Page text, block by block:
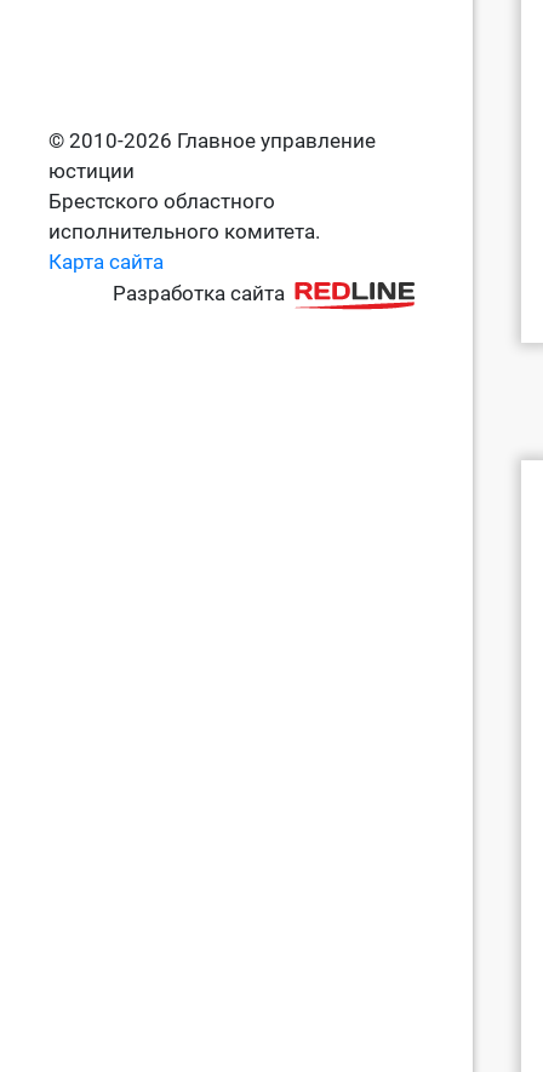
© 2010-2026 Главное управление
юстиции
Брестского областного
исполнительного комитета.
Карта сайта
Разработка сайта